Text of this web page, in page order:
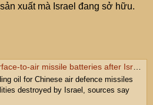
xuất mà Israel đang sở hữu.
missile batteries after Israel ceasefire deal
oil for Chinese air defence missiles
destroyed by Israel, sources say